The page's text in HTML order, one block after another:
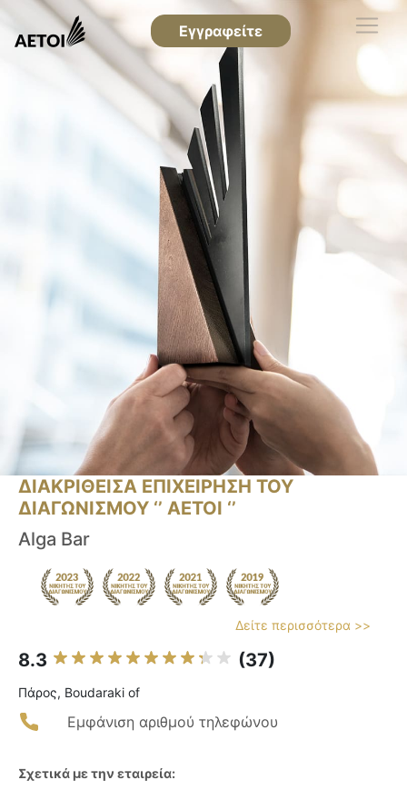
Εγγραφείτε
ΔΙΑΚΡΙΘΕΙΣΑ ΕΠΙΧΕΙΡΗΣΗ ΤΟΥ
ΔΙΑΓΩΝΙΣΜΟΥ ‘’ ΑΕΤΟΙ ‘’
Alga Bar
Δείτε περισσότερα >>
8.3 (37)
Πάρος, Boudaraki of
Εμφάνιση αριθμού τηλεφώνου
Σχετικά με την εταιρεία: